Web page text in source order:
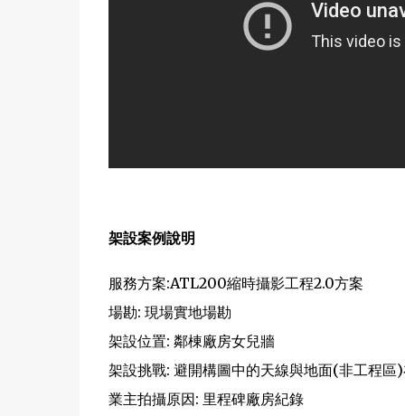
架設案例說明
服務方案:ATL200縮時攝影工程2.0方案
場勘: 現場實地場勘
架設位置: 鄰棟廠房女兒牆
架設挑戰: 避開構圖中的天線與地面(非工程區
業主拍攝原因: 里程碑廠房紀錄